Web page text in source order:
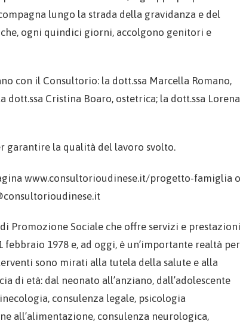
lungo la strada della gravidanza e del
ogni quindici giorni, accolgono genitori e
con il Consultorio: la dott.ssa Marcella Romano,
Cristina Boaro, ostetrica; la dott.ssa Lorena
la qualità del lavoro svolto.
www.consultorioudinese.it/progetto-famiglia o
Promozione Sociale che offre servizi e prestazioni
1978 e, ad oggi, è un’importante realtà per
sono mirati alla tutela della salute e alla
di età: dal neonato all’anziano, dall’adolescente
consulenza legale, psicologia
all’alimentazione, consulenza neurologica,